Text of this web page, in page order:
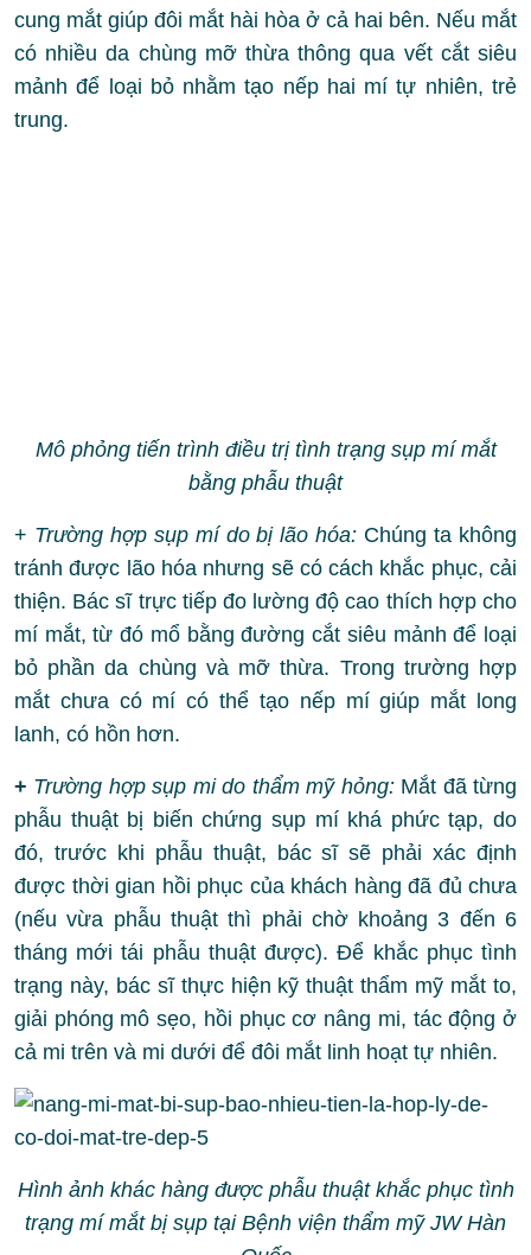
cung mắt giúp đôi mắt hài hòa ở cả hai bên. Nếu mắt
có nhiều da chùng mỡ thừa thông qua vết cắt siêu
mảnh để loại bỏ nhằm tạo nếp hai mí tự nhiên, trẻ
trung.
Mô phỏng tiến trình điều trị tình trạng sụp mí mắt
bằng phẫu thuật
+ Trường hợp sụp mí do bị lão hóa: Chúng ta không
tránh được lão hóa nhưng sẽ có cách khắc phục, cải
thiện. Bác sĩ trực tiếp đo lường độ cao thích hợp cho
mí mắt, từ đó mổ bằng đường cắt siêu mảnh để loại
bỏ phần da chùng và mỡ thừa. Trong trường hợp
mắt chưa có mí có thể tạo nếp mí giúp mắt long
lanh, có hồn hơn.
+ Trường hợp sụp mi do thẩm mỹ hỏng:Mắt đã từng
phẫu thuật bị biến chứng sụp mí khá phức tạp, do
đó, trước khi phẫu thuật, bác sĩ sẽ phải xác định
được thời gian hồi phục của khách hàng đã đủ chưa
(nếu vừa phẫu thuật thì phải chờ khoảng 3 đến 6
tháng mới tái phẫu thuật được). Để khắc phục tình
trạng này, bác sĩ thực hiện kỹ thuật thẩm mỹ mắt to,
giải phóng mô sẹo, hồi phục cơ nâng mi, tác động ở
cả mi trên và mi dưới để đôi mắt linh hoạt tự nhiên.
Hình ảnh khác hàng được phẫu thuật khắc phục tình
trạng mí mắt bị sụp tại Bệnh viện thẩm mỹ JW Hàn